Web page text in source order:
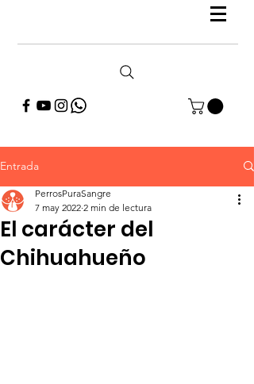
Entrada
El carácter del
Chihuahueño
PerrosPuraSangre
7 may 2022 2 min de lectura